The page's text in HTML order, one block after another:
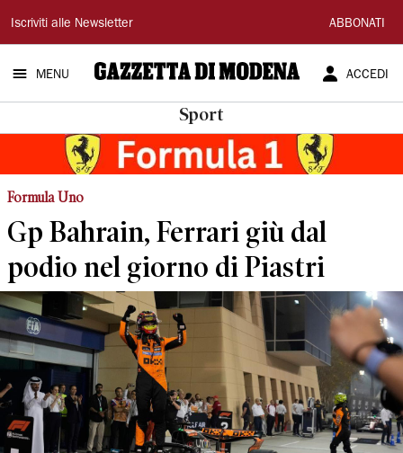
Gazzetta
di
Modena
Iscriviti alle Newsletter ABBONATI
MENU ACCEDI
Sport
Formula Uno
Gp Bahrain, Ferrari giù dal
podio nel giorno di Piastri